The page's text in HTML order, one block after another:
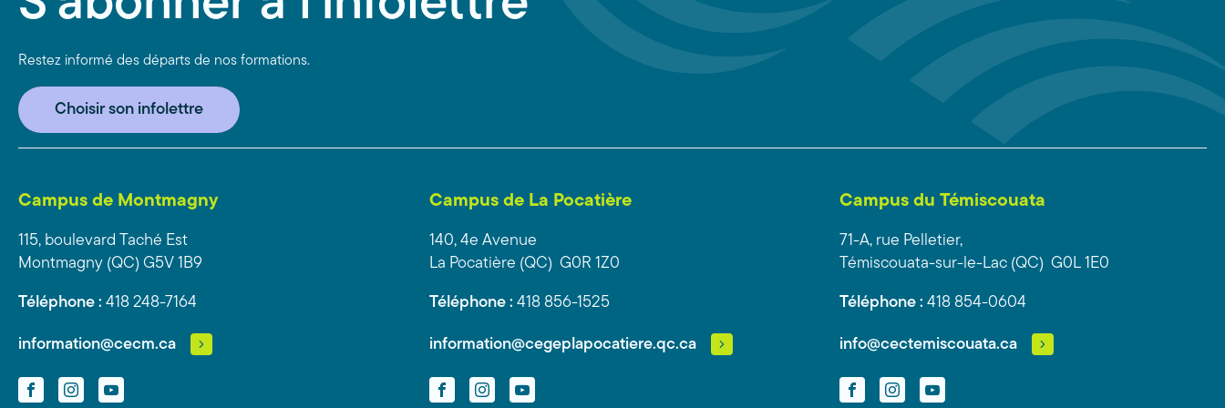
Restez informé des départs de nos formations.
Choisir son infolettre
Campus de Montmagny
115, boulevard Taché Est
Montmagny (QC) G5V 1B9
Téléphone : 418 248-7164
information@cecm.ca
FacebookInstagramYouTube
Campus de La Pocatière
140, 4e Avenue
La Pocatière (QC) G0R 1Z0
Téléphone : 418 856-1525
information@cegeplapocatiere.qc.ca
FacebookInstagramYouTube
Campus du Témiscouata
71-A, rue Pelletier,
Témiscouata-sur-le-Lac (QC) G0L 1E0
Téléphone : 418 854-0604
info@cectemiscouata.ca
FacebookInstagramYouTube